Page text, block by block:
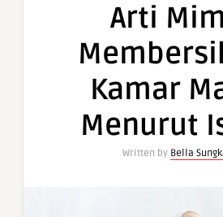
Arti
Kamar
Menurut
Written by Bella